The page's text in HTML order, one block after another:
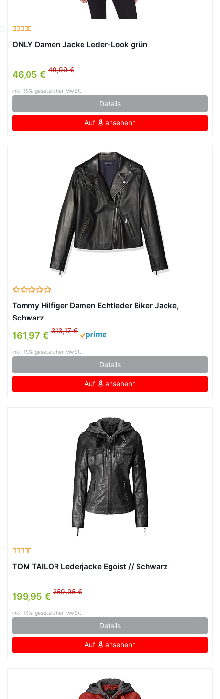
ONLY Damen Jacke Leder-Look grün
46,05 € 49,99 €
inkl. 19% gesetzlicher MwSt.
Details
Auf ansehen*
Tommy Hilfiger Damen Echtleder Biker Jacke,
Schwarz
161,97 € 313,17 €
inkl. 19% gesetzlicher MwSt.
Details
Auf ansehen*
TOM TAILOR Lederjacke Egoist // Schwarz
199,95 € 259,95 €
inkl. 19% gesetzlicher MwSt.
Details
Auf ansehen*